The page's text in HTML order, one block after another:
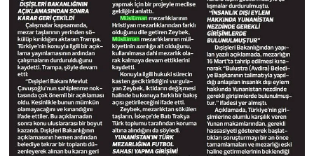
Mardin Müftülüğü
Mersin Müftülüğü
Muğla Müftülüğü
Muş Müftülüğü